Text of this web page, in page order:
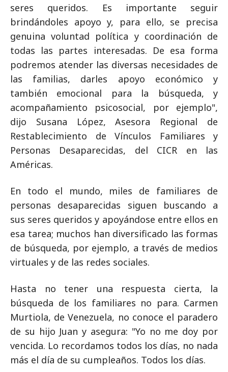
seres queridos. Es importante seguir
brindándoles apoyo y, para ello, se precisa
genuina voluntad política y coordinación de
todas las partes interesadas. De esa forma
podremos atender las diversas necesidades de
las familias, darles apoyo económico y
también emocional para la búsqueda, y
acompañamiento psicosocial, por ejemplo",
dijo Susana López, Asesora Regional de
Restablecimiento de Vínculos Familiares y
Personas Desaparecidas, del CICR en las
Américas.
En todo el mundo, miles de familiares de
personas desaparecidas siguen buscando a
sus seres queridos y apoyándose entre ellos en
esa tarea; muchos han diversificado las formas
de búsqueda, por ejemplo, a través de medios
virtuales y de las redes sociales.
Hasta no tener una respuesta cierta, la
búsqueda de los familiares no para. Carmen
Murtiola, de Venezuela, no conoce el paradero
de su hijo Juan y asegura: "Yo no me doy por
vencida. Lo recordamos todos los días, no nada
más el día de su cumpleaños. Todos los días.